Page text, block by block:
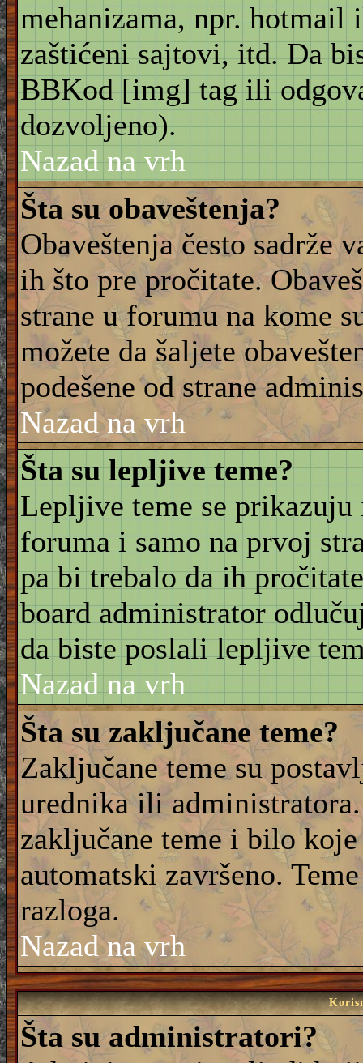
mehanizama, npr.
zaštićeni sajtovi, itd. Da
BBKod [img] tag ili
dozvoljeno).
Nazad na vrh
Šta su obaveštenja?
Obaveštenja često sadrže
ih što pre pročitate.
strane u forumu na kome
možete da šaljete
podešene od strane
Nazad na vrh
Šta su lepljive teme?
Lepljive teme se prikazuju
foruma i samo na prvoj
pa bi trebalo da ih
board administrator
da biste poslali lepljive
Nazad na vrh
Šta su zaključane teme?
Zaključane teme su
urednika ili
zaključane teme i bilo
automatski završeno.
razloga.
Nazad na vrh
Šta su administratori?